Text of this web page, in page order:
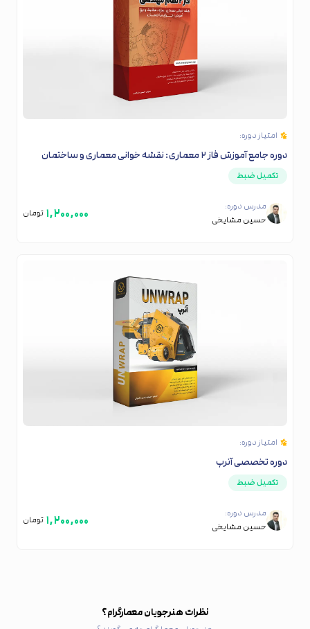
امتیاز دوره:
دوره جامع آموزش فاز ۲ معماری: نقشه خوانی معماری و ساختمان
تکمیل ضبط
مدرس دوره:
حسین مشایخی
۱,۲۰۰,۰۰۰ تومان
امتیاز دوره:
دوره تخصصی آنرپ
تکمیل ضبط
مدرس دوره:
حسین مشایخی
۱,۲۰۰,۰۰۰ تومان
نظرات هنرجویان معمارگرام؟